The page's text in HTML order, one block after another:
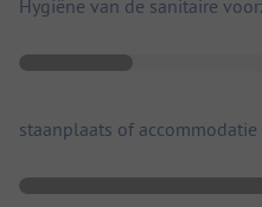
Hygiëne van de sanitaire
staanplaats of accommodatie